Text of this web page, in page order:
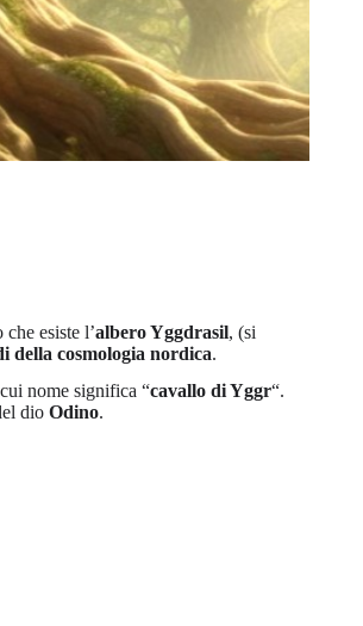
esiste l’albero Yggdrasil, (si
della cosmologia nordica.
nome significa “cavallo di Yggr“.
dio Odino.